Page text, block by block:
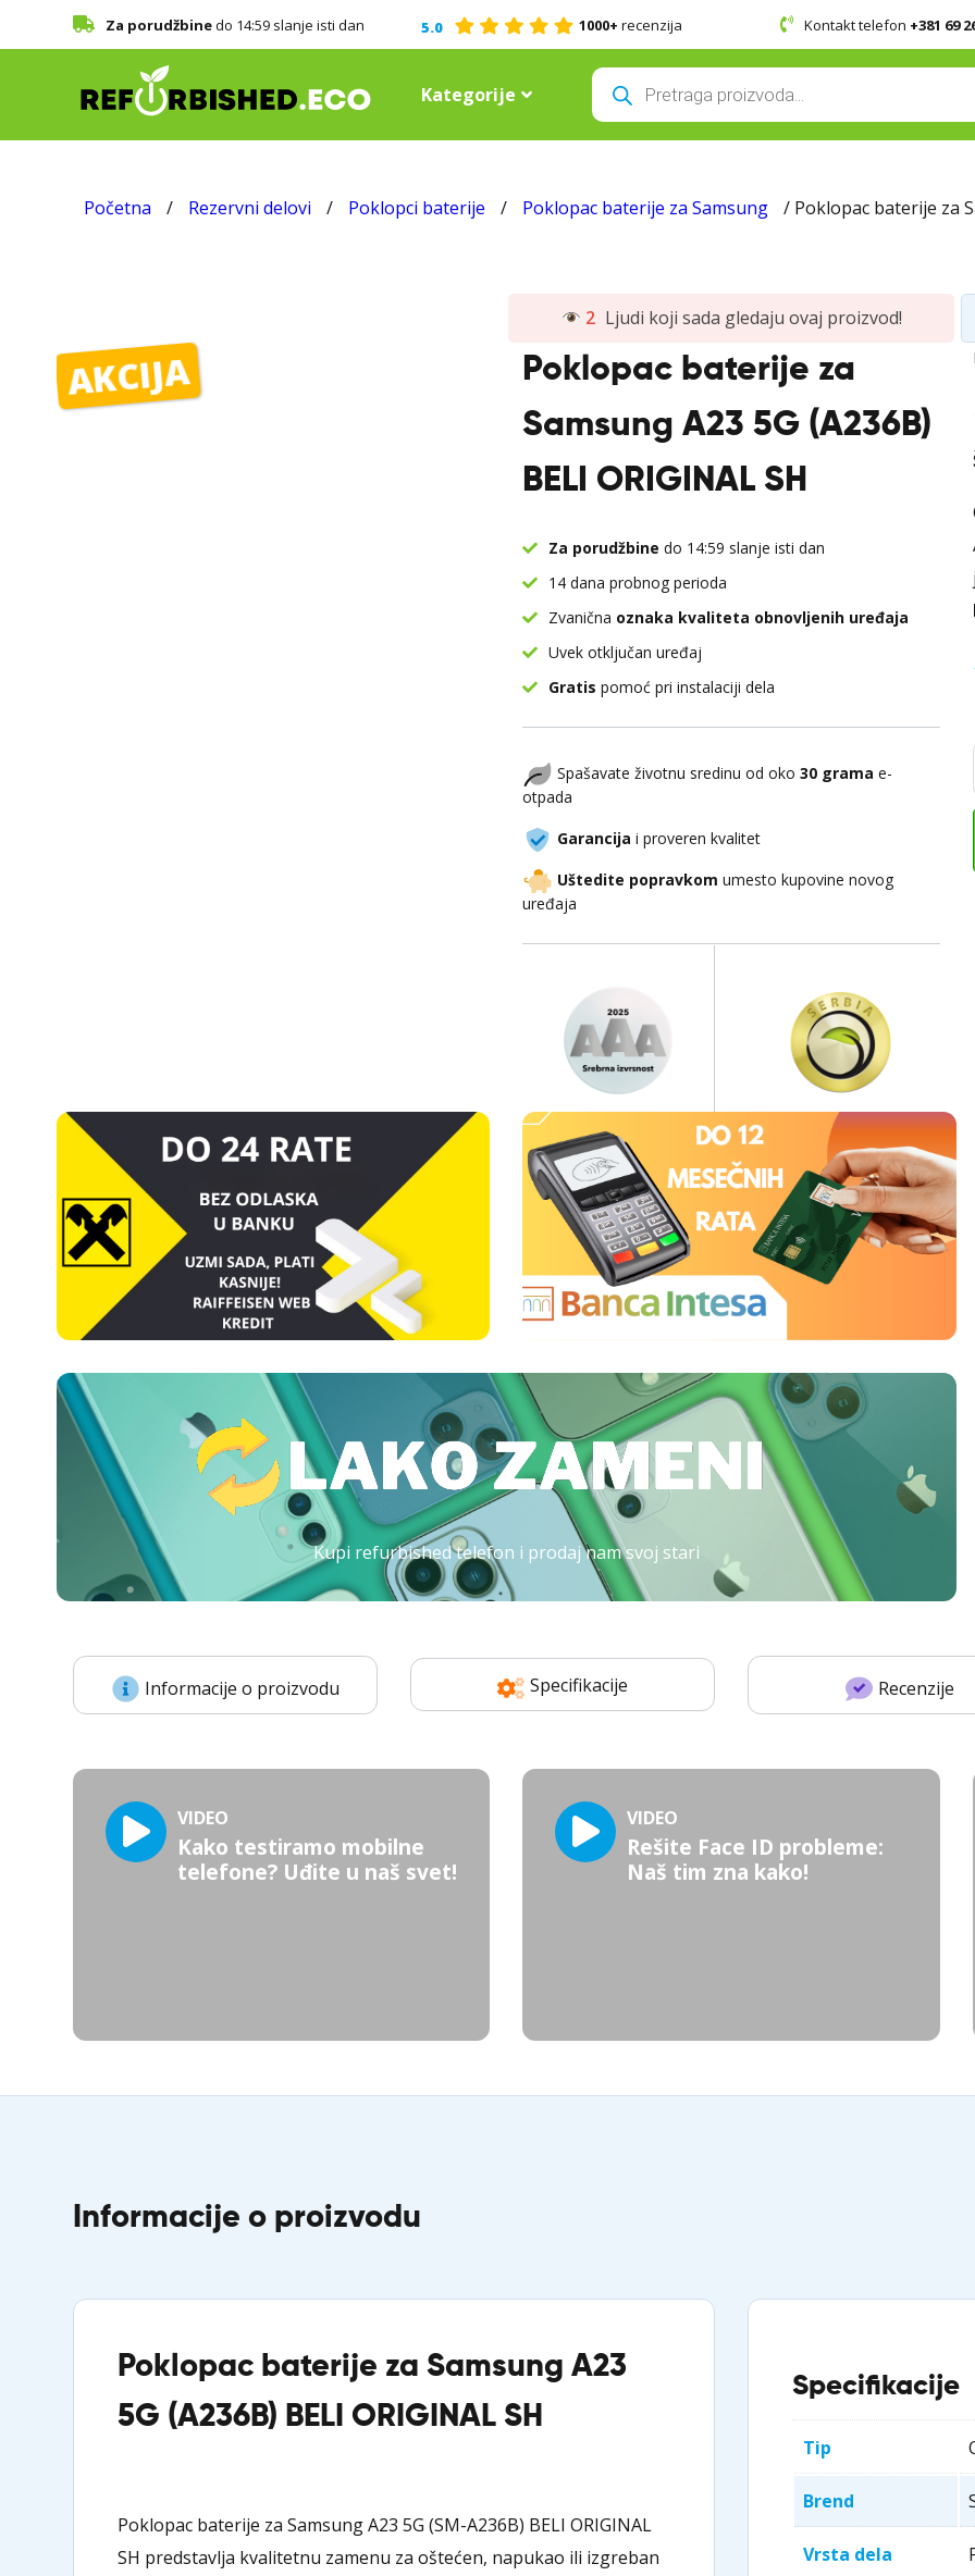
Za porudžbinedo 14:59 slanje isti dan 5.0 1000+ recenzija Kontakt telefon +381 69
Kategorije
Products
search
Početna / Rezervni delovi / Poklopci baterije / Poklopac baterije za Samsung / Poklopac baterije za
2 Ljudi koji sada gledaju ovaj proizvod!
AKCIJA
Poklopac baterije za
Samsung A23 5G (A236B)
BELI ORIGINAL SH
Za porudžbine do 14:59 slanje isti dan
14 dana probnog perioda
Zvanična oznaka kvaliteta obnovljenih uređaja
Uvek otključan uređaj
Gratis pomoć pri instalaciji dela
Spašavate životnu sredinu od oko30 grama e-
otpada
Garancija i proveren kvalitet
Uštedite popravkom umesto kupovine novog
uređaja
Kupi refurbished telefon i prodaj nam svoj stari
Informacije o proizvodu Specifikacije Recenzije
VIDEO
Kako testiramo mobilne
telefone? Uđite u naš svet!
VIDEO
Rešite Face ID probleme:
Naš tim zna kako!
Informacije o proizvodu
Poklopac baterije za Samsung A23
5G (A236B) BELI ORIGINAL SH
Poklopac baterije za Samsung A23 5G (SM-A236B) BELI ORIGINAL
SH predstavlja kvalitetnu zamenu za oštećen, napukao ili izgreban
Specifikacije
Tip
Brend
Vrsta dela